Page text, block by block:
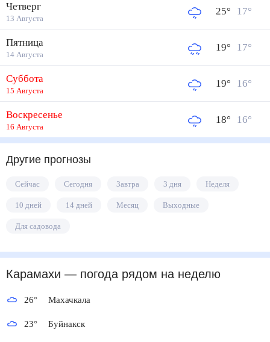
Четверг
13 Августа
25° 17°
Пятница
14 Августа
19° 17°
Суббота
15 Августа
19° 16°
Воскресенье
16 Августа
18° 16°
Другие прогнозы
Сейчас Сегодня Завтра 3 дня Неделя
10 дней 14 дней Месяц Выходные
Для садовода
Карамахи — погода рядом на неделю
26° Махачкала
23° Буйнакск